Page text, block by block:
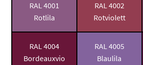
RAL 4001
Rotlila
RAL 4002
Rotviolett
RAL 4004
Bordeauxvio
RAL 4005
Blaulila